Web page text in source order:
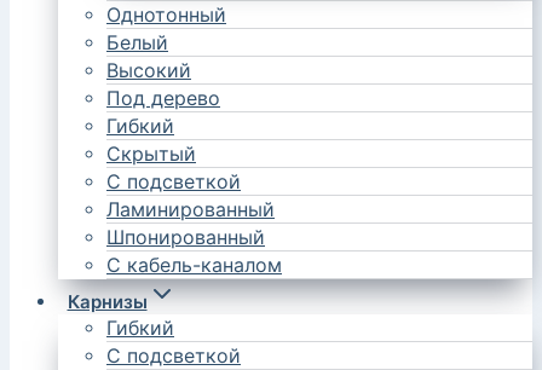
Однотонный
Белый
Высокий
Под дерево
Гибкий
Скрытый
С подсветкой
Ламинированный
Шпонированный
С кабель-каналом
Карнизы
Гибкий
С подсветкой